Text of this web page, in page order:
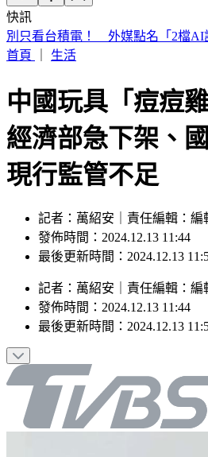
快訊
白海豚暴風圈縮小！掃過北部近海
首頁
生活
中國玩具「痘痘
經濟部急下架、
現行監管不足
記者：萬紹安｜責任編輯：編
發佈時間：2024.12.13 11:44
最後更新時間：2024.12.13
記者 ： 萬紹安 責任編輯 ： 編
發佈時間： 2024.12.13 11:44
最後更新時間： 2024.12.13